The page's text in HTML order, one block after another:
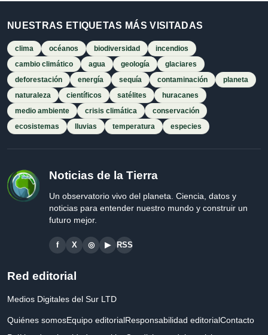
NUESTRAS ETIQUETAS MÁS VISITADAS
clima océanos biodiversidad
incendios
cambio climático
agua geología
glaciares
deforestación
energía sequía contaminación
planeta
naturaleza
científicos satélites
huracanes
medio ambiente
crisis climática
conservación
ecosistemas
lluvias temperatura especies
Noticias de la Tierra
Un observatorio vivo del planeta. Ciencia, datos y
noticias para entender nuestro mundo y construir un
futuro mejor.
f X ◎ ▶ RSS
Red editorial
Medios Digitales del Sur LTD
Quiénes somosEquipo editorialResponsabilidad editorialContacto